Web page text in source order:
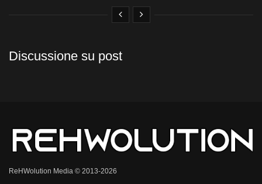
Discussione su post
ReHWolution Media © 2013-2026